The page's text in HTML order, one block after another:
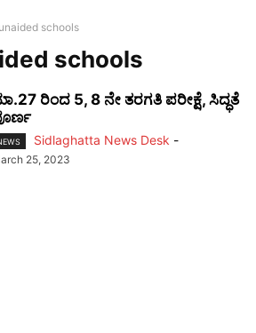
schools
schools
ರಿಂದ 5, 8 ನೇ ತರಗತಿ ಪರೀಕ್ಷೆ, ಸಿದ್ಧತೆ
Sidlaghatta News Desk -
25, 2023